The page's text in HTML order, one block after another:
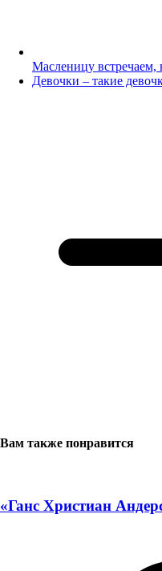
Масленицу встречаем,
Девочки – такие
Вам также понравится
«Ганс Христиан